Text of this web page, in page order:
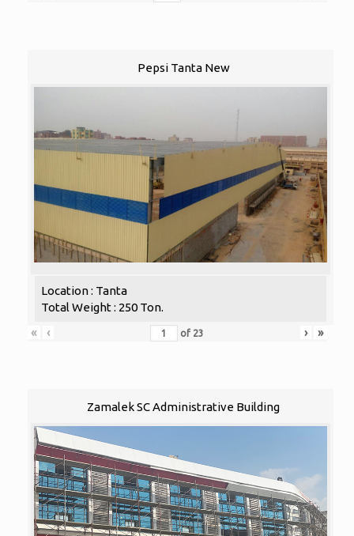
Pepsi Tanta New
Location : Tanta
Total Weight : 250 Ton.
«
‹ of 23 › »
Zamalek SC Administrative Building